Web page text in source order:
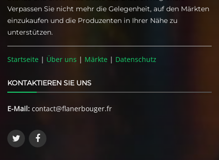
Verpassen Sie nicht mehr die Gelegenheit, auf den Märkten
einzukaufen und die Produzenten in Ihrer Nähe zu
unterstützen.
Startseite | Über uns | Märkte | Datenschutz
KONTAKTIEREN SIE UNS
E-Mail: contact@flanerbouger.fr